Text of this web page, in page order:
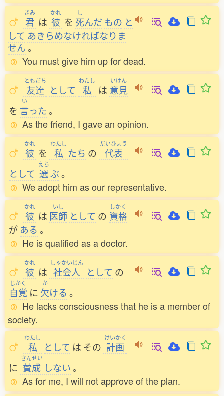
きみ
君 は
かれ
彼 を
し
死んだ もの と
して あきらめなければなりま
せん。
You must give him up for dead.
ともだち
友達 として
わたし
私 は
いけん
意見
を
い
言った。
As the friend, I gave an opinion.
かれ
彼 を
わたし
私 たち の
だいひょう
代表
として
えら
選ぶ。
We adopt him as our representative.
かれ
彼 は
いし
医師 として の
しかく
資格
が ある 。
He is qualified as a doctor.
かれ
彼 は
しゃかいじん
社会人 として の
じかく
自覚 に
か
欠ける 。
He lacks consciousness that he is a member of
society.
わたし
私 として は その
けいかく
計画
に
さんせい
賛成 しない。
As for me, I will not approve of the plan.